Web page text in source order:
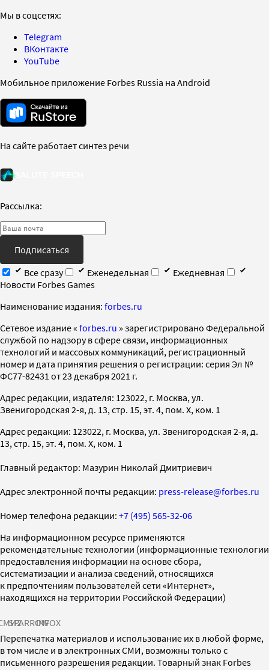
Мы в соцсетях:
Telegram
ВКонтакте
YouTube
Мобильное приложение Forbes Russia на Android
На сайте работает синтез речи
Рассылка:
Подписаться
Все сразу
Еженедельная
Ежедневная
Новости Forbes Games
Наименование издания: forbes.ru
Cетевое издание « forbes.ru » зарегистрировано Федеральной
службой по надзору в сфере связи, информационных
технологий и массовых коммуникаций, регистрационный
номер и дата принятия решения о регистрации: серия Эл №
ФС77-82431 от 23 декабря 2021 г.
Адрес редакции, издателя: 123022, г. Москва, ул.
Звенигородская 2-я, д. 13, стр. 15, эт. 4, пом. X, ком. 1
Адрес редакции: 123022, г. Москва, ул. Звенигородская 2-я, д.
13, стр. 15, эт. 4, пом. X, ком. 1
Главный редактор: Мазурин Николай Дмитриевич
Адрес электронной почты редакции: press-release@forbes.ru
Номер телефона редакции: +7 (495) 565-32-06
На информационном ресурсе применяются
рекомендательные технологии (информационные технологии
предоставления информации на основе сбора,
систематизации и анализа сведений, относящихся
к предпочтениям пользователей сети «Интернет»,
находящихся на территории Российской Федерации)
SPARROWINFOX
Перепечатка материалов и использование их в любой форме,
в том числе и в электронных СМИ, возможны только с
письменного разрешения редакции. Товарный знак Forbes